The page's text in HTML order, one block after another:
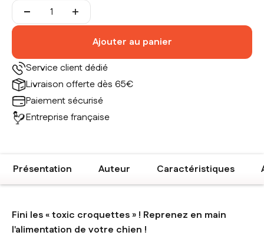
Ajouter au panier
Service client dédié
Livraison offerte dès 65€
Paiement sécurisé
Entreprise française
Présentation Auteur Caractéristiques
Fini les « toxic croquettes » ! Reprenez en main
l'alimentation de votre chien !